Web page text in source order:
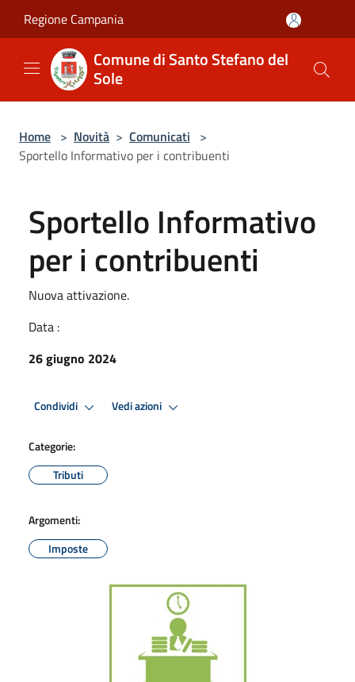
Regione Campania
Comune di Santo Stefano del
Sole
Home > Novità > Comunicati >
Sportello Informativo per i contribuenti
Sportello Informativo
per i contribuenti
Nuova attivazione.
Data :
26 giugno 2024
Condividi Vedi azioni
Categorie:
Tributi
Argomenti:
Imposte